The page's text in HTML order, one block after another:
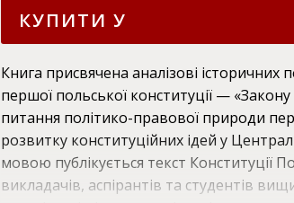
КУПИТИ У
Додатку Astrolabium (для Android)
Додатку Astrolabium (для iOS)
Google Play Books
Книга присвячена аналізові
першої польської конституції —
питання політико-правової природи
розвитку конституційних ідей у
мовою публікується текст Конституції
викладачів, аспірантів та студентів